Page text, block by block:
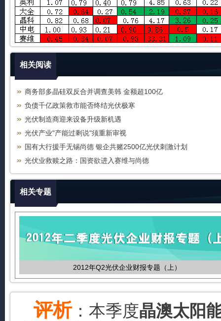
相关阅读
商务部多晶硅双反合并调查美韩 金额超100亿
负债千亿政策救市能否终结光伏极寒
光伏制造商迎来设备升级新机遇
光伏产业"产能过剩说"须重新审视
国有大行援手无锡尚德 银企共赌2500亿光伏刺激计划
光伏业救赎之路：国资欲进入赛维与尚德
相关专题
2012年Q2光伏企业财报专题（上）
评析：本季度晶澳太阳